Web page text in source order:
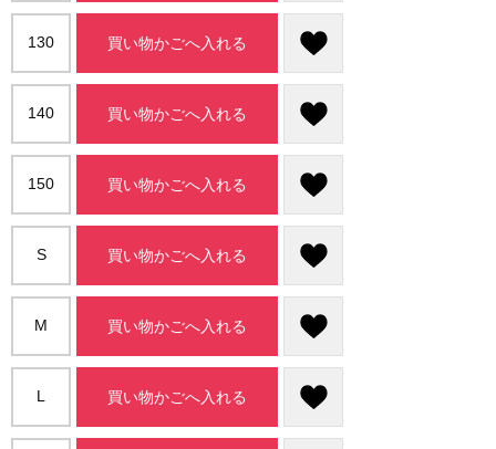
130 買い物かごへ入れる
140 買い物かごへ入れる
150 買い物かごへ入れる
S 買い物かごへ入れる
M 買い物かごへ入れる
L 買い物かごへ入れる